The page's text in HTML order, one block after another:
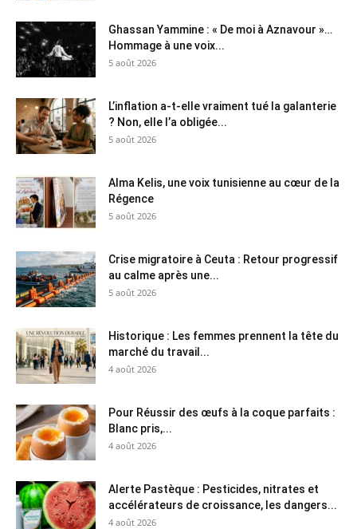
Ghassan Yammine : « De moi à Aznavour »…
Hommage à une voix...
5 août 2026
L’inflation a-t-elle vraiment tué la galanterie
? Non, elle l’a obligée...
5 août 2026
Alma Kelis, une voix tunisienne au cœur de la
Régence
5 août 2026
Crise migratoire à Ceuta : Retour progressif
au calme après une...
5 août 2026
Historique : Les femmes prennent la tête du
marché du travail...
4 août 2026
Pour Réussir des œufs à la coque parfaits :
Blanc pris,...
4 août 2026
Alerte Pastèque : Pesticides, nitrates et
accélérateurs de croissance, les dangers...
4 août 2026